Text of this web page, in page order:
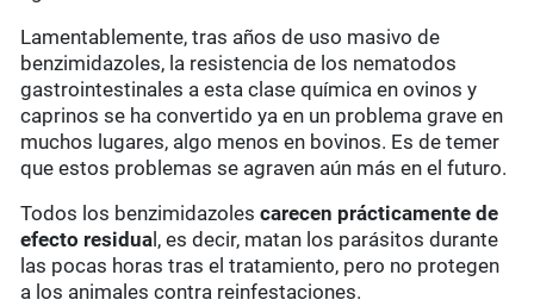
Lamentablemente, tras años de uso masivo de
benzimidazoles, la resistencia de los nematodos
gastrointestinales a esta clase química en ovinos y
caprinos se ha convertido ya en un problema grave en
muchos lugares, algo menos en bovinos. Es de temer
que estos problemas se agraven aún más en el futuro.
Todos los benzimidazolescarecen prácticamente de
efecto residua l, es decir, matan los parásitos durante
las pocas horas tras el tratamiento, pero no protegen
a los animales contra reinfestaciones.